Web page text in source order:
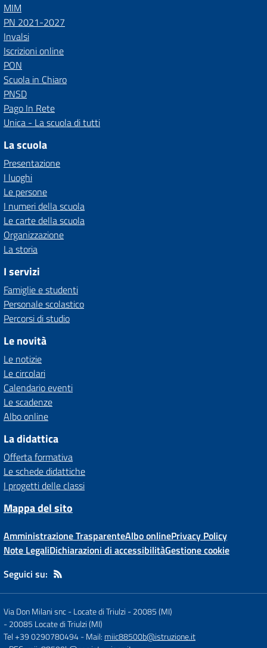
MIM
PN 2021-2027
Invalsi
Iscrizioni online
PON
Scuola in Chiaro
PNSD
Pago In Rete
Unica - La scuola di tutti
La scuola
Presentazione
I luoghi
Le persone
I numeri della scuola
Le carte della scuola
Organizzazione
La storia
I servizi
Famiglie e studenti
Personale scolastico
Percorsi di studio
Le novità
Le notizie
Le circolari
Calendario eventi
Le scadenze
Albo online
La didattica
Offerta formativa
Le schede didattiche
I progetti delle classi
Mappa del sito
Amministrazione TrasparenteAlbo onlinePrivacy Policy
Note LegaliDichiarazioni di accessibilitàGestione cookie
Seguici su:
Via Don Milani snc - Locate di Triulzi - 20085 (MI)
-20085 Locate di Triulzi (MI)
Tel +39 0290780494- Mail: miic88500b@istruzione.it